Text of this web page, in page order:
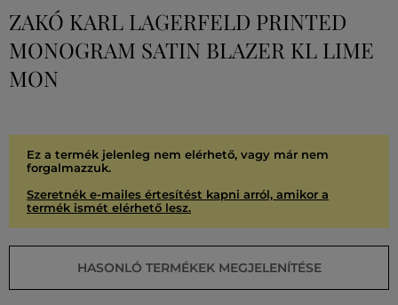
ZAKÓ KARL LAGERFELD PRINTED
MONOGRAM SATIN BLAZER KL LIME
MON
Ez a termék jelenleg nem elérhető, vagy már nem
forgalmazzuk.
Szeretnék e-mailes értesítést kapni arról, amikor a
termék ismét elérhető lesz.
HASONLÓ TERMÉKEK MEGJELENÍTÉSE